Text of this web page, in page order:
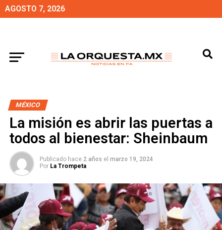
AGOSTO 7, 2026
MÉXICO
La misión es abrir las puertas a
todos al bienestar: Sheinbaum
Publicado hace 2 años el marzo 19, 2024
Por La Trompeta